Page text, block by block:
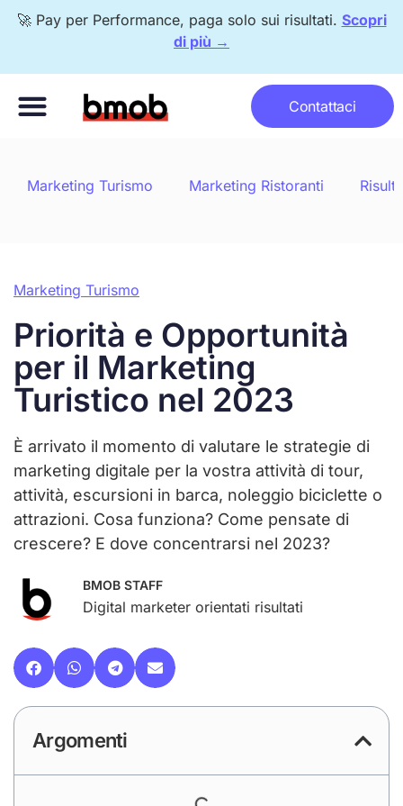
🚀 Pay per Performance, paga solo sui risultati. Scopri
di più →
Contattaci
Marketing Turismo Marketing Ristoranti
Marketing Turismo
Priorità e Opportunità
per il Marketing
Turistico nel 2023
È arrivato il momento di valutare le strategie di
marketing digitale per la vostra attività di tour,
attività, escursioni in barca, noleggio biciclette o
attrazioni. Cosa funziona? Come pensate di
crescere? E dove concentrarsi nel 2023?
BMOB STAFF
Digital marketer orientati risultati
Argomenti